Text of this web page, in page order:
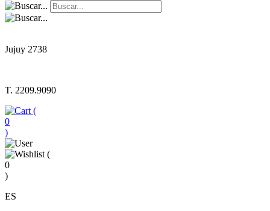
Jujuy 2738
T. 2209.9090
(
0
)
(
0
)
ES